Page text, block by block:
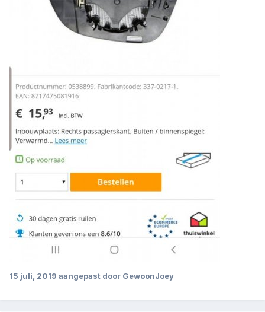
15 juli, 2019 aangepast door GewoonJoey